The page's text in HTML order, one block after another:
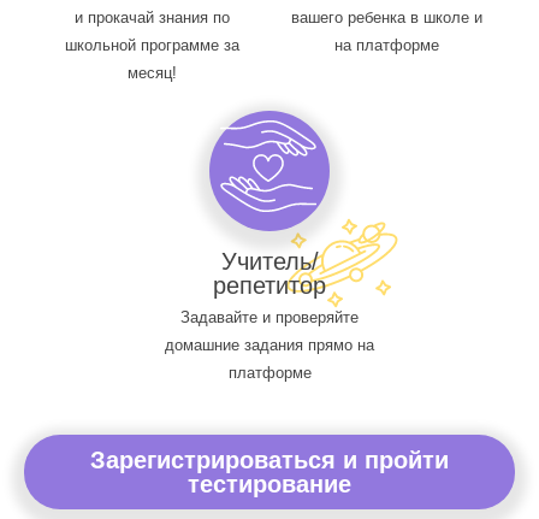
и прокачай знания по
школьной программе за
месяц!
вашего ребенка в школе и
на платформе
Учитель/
репетитор
Задавайте и проверяйте
домашние задания прямо на
платформе
Зарегистрироваться и пройти
тестирование